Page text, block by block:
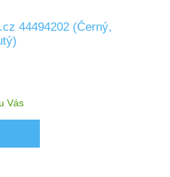
44494202 (Černý,
u Vás